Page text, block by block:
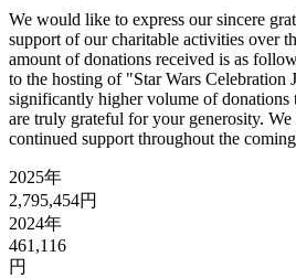
We would like to express our sincere
support of our charitable activities over
amount of donations received is as
to the hosting of "Star Wars Celebration
significantly higher volume of donations
are truly grateful for your generosity.
continued support throughout the
2025年
2,795,454円
2024年
461,116
円